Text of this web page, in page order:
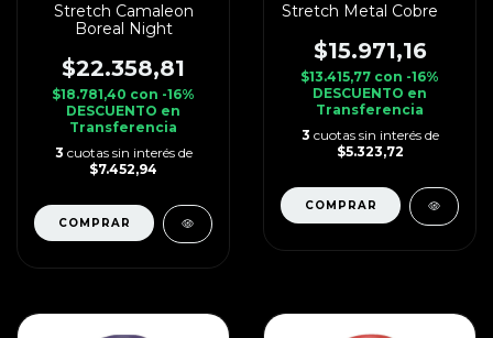
Stretch Camaleon
Boreal Night
$22.358,81
$18.781,40 con -16%
DESCUENTO en
Transferencia
3 cuotas sin interés de
$7.452,94
Stretch Metal Cobre
$15.971,16
$13.415,77 con -16%
DESCUENTO en
Transferencia
3 cuotas sin interés de
$5.323,72